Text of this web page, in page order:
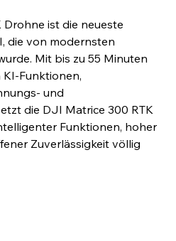
ist die neueste
die von modernsten
Mit bis zu 55 Minuten
Funktionen,
und
die DJI Matrice 300 RTK
Funktionen, hoher
Zuverlässigkeit völlig